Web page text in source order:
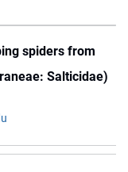
spiders from
Salticidae)